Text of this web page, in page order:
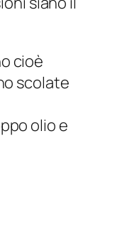
cioè
scolate
olio e